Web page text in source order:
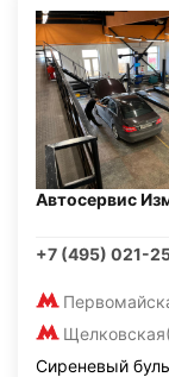
Автосервис
+7 (495) 021-
Щелковская
Сиреневый